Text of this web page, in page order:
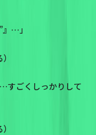
…」
すごくしっかりして